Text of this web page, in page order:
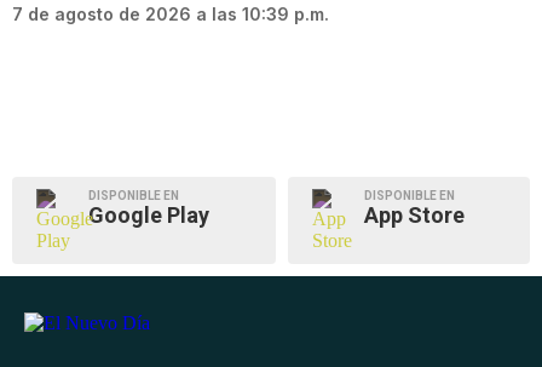
7 de agosto de 2026 a las 10:39 p.m.
DISPONIBLE EN
Google Play
DISPONIBLE EN
App Store